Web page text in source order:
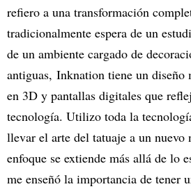
refiero a una transformación
tradicionalmente espera de un
de un ambiente cargado de
antiguas, Inknation tiene un diseño
en 3D y pantallas digitales que
tecnología. Utilizo toda la
llevar el arte del tatuaje a un
enfoque se extiende más allá de lo
me enseñó la importancia de tener